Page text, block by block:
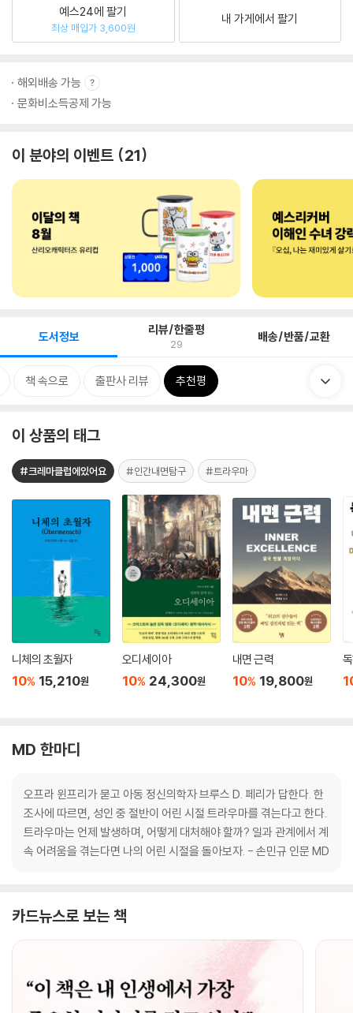
예스24에 팔기
최상 매입가 3,600원
내 가게에서 팔기
해외배송 가능
문화비소득공제 가능
이 분야의 이벤트 21
도서정보 리뷰/한줄평
29 배송/반품/교환
책 속으로 출판사 리뷰 추천평
이 상품의 태그
#크레마클럽에있어요 #인간내면탐구 #트라우마
니체의 초월자
10% 15,210원
오디세이아
10% 24,300원
내면 근력
10% 19,800원
MD 한마디
오프라 윈프리가 묻고 아동 정신의학자 브루스 D. 페리가 답한다. 한
조사에 따르면, 성인 중 절반이 어린 시절 트라우마를 겪는다고 한다.
트라우마는 언제 발생하며, 어떻게 대처해야 할까? 일과 관계에서 계
속 어려움을 겪는다면 나의 어린 시절을 돌아보자. - 손민규 인문 MD
카드뉴스로 보는 책